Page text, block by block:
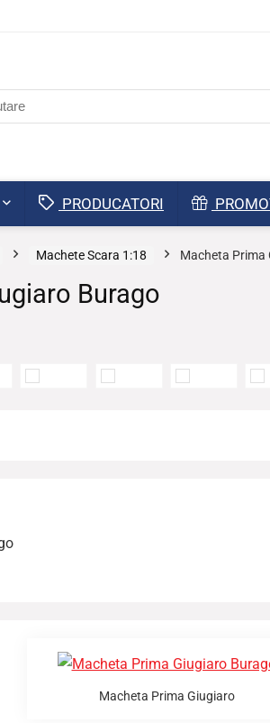
PRODUCATORI
Machete Scara 1:18 Macheta Prima
Burago
Macheta Prima Giugiaro